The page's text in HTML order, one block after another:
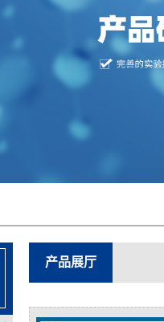
产品展厅